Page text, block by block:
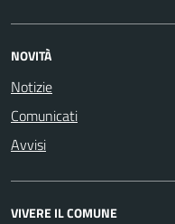
NOVITÀ
Notizie
Comunicati
Avvisi
VIVERE IL COMUNE